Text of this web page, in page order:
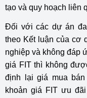
tạo và quy hoạch liên
Đối với các dự án
theo Kết luận của cơ
nghiệp và không đáp
giá FIT thì không
định lại giá mua
khoản giá FIT ưu